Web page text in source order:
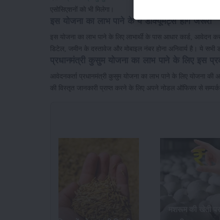
एसोसिएशनों को भी मिलेगा।
इस योजना का लाभ पाने के ये डाक्यूमेंट्स होंगे जरूरी
इस योजना का लाभ पाने के लिए लाभार्थी के पास आधार कार्ड, आवेदन
डिटेल, जमीन के दस्तावेज और मोबाइल नंबर होना अनिवार्य है। ये
आवेदनकर्ता प्रधानमंत्री कुसुम योजना का लाभ पाने के लिए योजना की
की विस्तृत जानकारी प्राप्त करने के लिए अपने नोडल ऑफिसर से